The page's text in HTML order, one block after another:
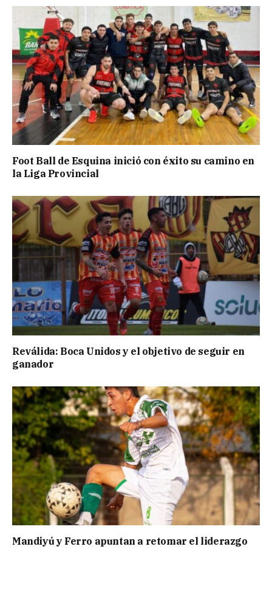
Foot Ball de Esquina inició con éxito su camino en
la Liga Provincial
Reválida: Boca Unidos y el objetivo de seguir en
ganador
Mandiyú y Ferro apuntan a retomar el liderazgo